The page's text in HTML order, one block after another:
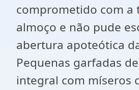
comprometido com a
almoço e não pude
abertura apoteótica
Pequenas garfadas
integral com míseros